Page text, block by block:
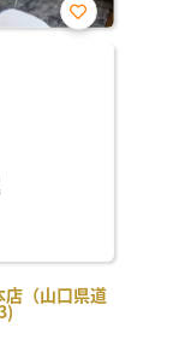
店（山口県道
お気